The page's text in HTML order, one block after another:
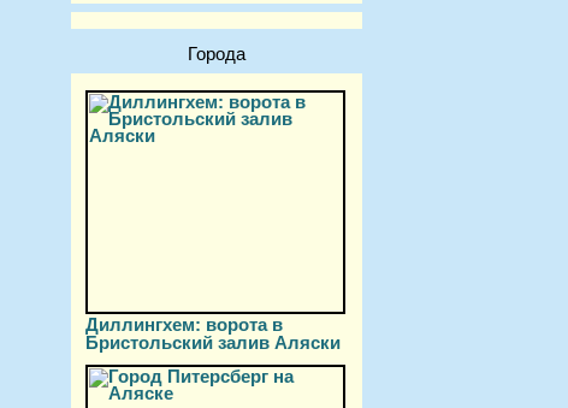
Города
Диллингхем: ворота в
Бристольский залив Аляски